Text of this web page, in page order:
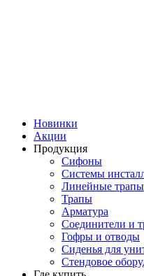
Новинки
Акции
Продукция
Сифоны
Системы
Линейные трапы
Трапы
Арматура
Соединители и
Гофры и отводы
Сиденья для
Стендовое